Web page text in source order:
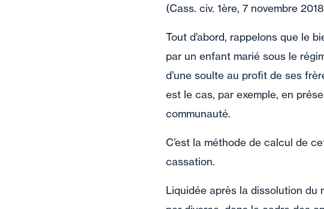
(Cass. civ. 1ère, 7 novembre
Tout d’abord, rappelons que le
par un enfant marié sous le
d’une soulte au profit de ses
est le cas, par exemple, en
communauté.
C’est la méthode de calcul de
cassation.
Liquidée après la dissolution du